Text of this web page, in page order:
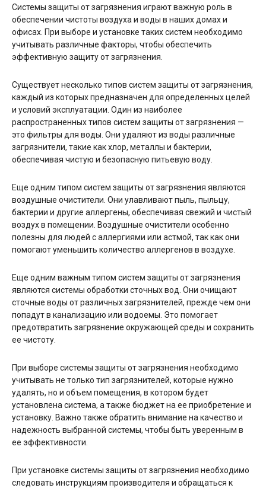
Системы защиты от загрязнения играют важную роль в
обеспечении чистоты воздуха и воды в наших домах и
офисах. При выборе и установке таких систем необходимо
учитывать различные факторы, чтобы обеспечить
эффективную защиту от загрязнения.
Существует несколько типов систем защиты от загрязнения,
каждый из которых предназначен для определенных целей
и условий эксплуатации. Один из наиболее
распространенных типов систем защиты от загрязнения —
это фильтры для воды. Они удаляют из воды различные
загрязнители, такие как хлор, металлы и бактерии,
обеспечивая чистую и безопасную питьевую воду.
Еще одним типом систем защиты от загрязнения являются
воздушные очистители. Они улавливают пыль, пыльцу,
бактерии и другие аллергены, обеспечивая свежий и чистый
воздух в помещении. Воздушные очистители особенно
полезны для людей с аллергиями или астмой, так как они
помогают уменьшить количество аллергенов в воздухе.
Еще одним важным типом систем защиты от загрязнения
являются системы обработки сточных вод. Они очищают
сточные воды от различных загрязнителей, прежде чем они
попадут в канализацию или водоемы. Это помогает
предотвратить загрязнение окружающей среды и сохранить
ее чистоту.
При выборе системы защиты от загрязнения необходимо
учитывать не только тип загрязнителей, которые нужно
удалять, но и объем помещения, в котором будет
установлена система, а также бюджет на ее приобретение и
установку. Важно также обратить внимание на качество и
надежность выбранной системы, чтобы быть уверенным в
ее эффективности.
При установке системы защиты от загрязнения необходимо
следовать инструкциям производителя и обращаться к